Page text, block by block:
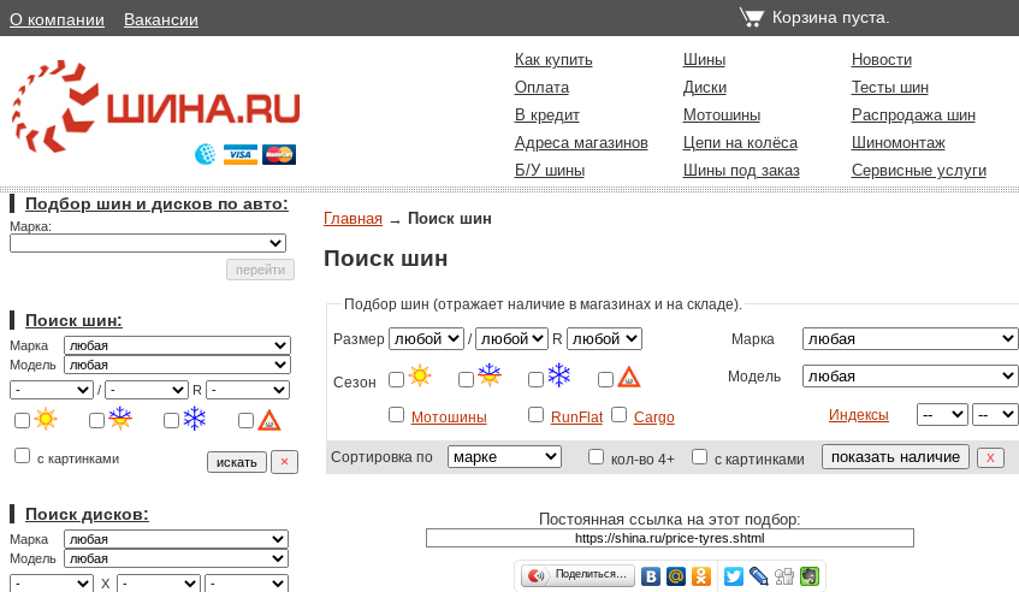
О компании Вакансии Корзина пуста.
Как купить Шины Новости
Оплата
Диски Тесты шин
В кредит
Мотошины Распродажа шин
Адреса магазинов
Цепи на колёса Шиномонтаж
Б/У шины
Шины под заказ Сервисные услуги
Подбор шин и дисков по авто:
Марка:
Поиск шин:
Марка
Модель
/
R
с картинками
Поиск дисков:
Марка
Модель
X
Главная → Поиск шин
Поиск шин
Подбор шин (отражает наличие в магазинах и на складе)
Размер / R Марка
Сезон Модель
Мотошины RunFlat Cargo Индексы
Сортировка по кол-во 4+ с картинками
Постоянная ссылка на этот подбор:
Поделиться…